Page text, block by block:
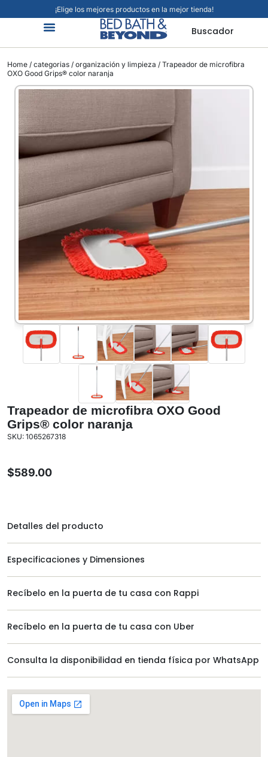
¡Elige los mejores productos en la mejor tienda!
Buscador
Home / categorias / organización y limpieza / Trapeador de microfibra
OXO Good Grips® color naranja
Trapeador de microfibra OXO Good
Grips® color naranja
SKU: 1065267318
$589.00
Detalles del producto
Especificaciones y Dimensiones
Recíbelo en la puerta de tu casa con Rappi
Recíbelo en la puerta de tu casa con Uber
Consulta la disponibilidad en tienda física por WhatsApp